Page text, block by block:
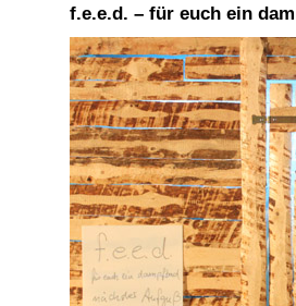
f.e.e.d. – für euch ein